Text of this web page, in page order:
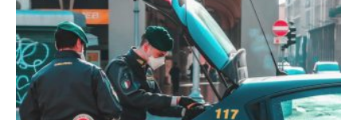
Digital